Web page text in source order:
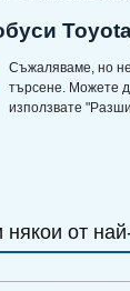
Съжаляваме, но
търсене. Можете
използвате
някои от